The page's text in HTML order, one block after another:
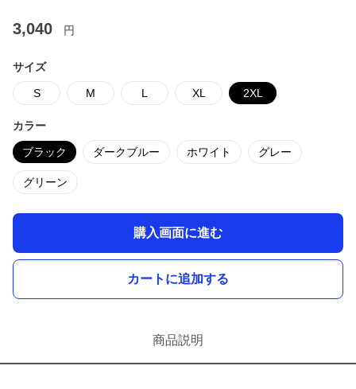
3,040 円
サイズ
S M L XL 2XL
カラー
ブラック ダークブルー ホワイト グレー
グリーン
購入画面に進む
カートに追加する
商品説明